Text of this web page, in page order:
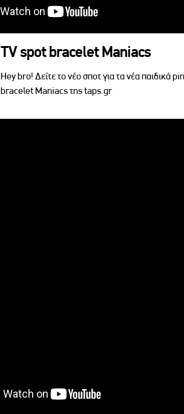
TV spot bracelet Maniacs
Hey bro! Δείτε το νέο σποτ για τα νέα παιδικά
bracelet Maniacs της taps.gr